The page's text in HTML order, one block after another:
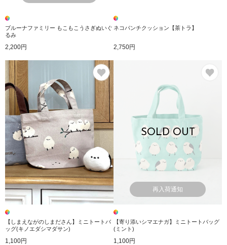
ブルーナファミリー もこもこうさぎぬいぐ
るみ
2,200円
ネコパンチクッション【茶トラ】
2,750円
お気に入り
【しまえながのしまださん】ミニトートバ
ッグ(キノエダシマダサン)
1,100円
SOLD OUT
再入荷通知
【寄り添いシマエナガ】ミニトートバッグ
(ミント)
1,100円